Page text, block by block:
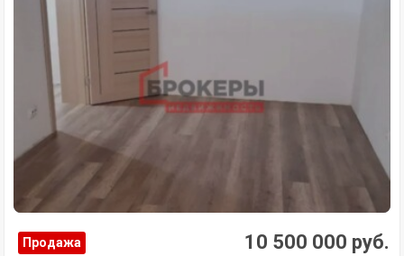
Продажа 10 500 000 руб.